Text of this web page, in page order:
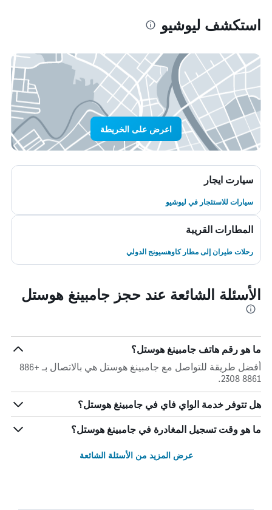
استكشف ليوشيو
اعرض على الخريطة
سيارت ايجار
سيارات للاستئجار في ليوشيو
المطارات القريبة
رحلات طيران إلى مطار كاوهسيونج الدولي
الأسئلة الشائعة عند حجز جامبينغ هوستل
ما هو رقم هاتف جامبينغ هوستل؟
أفضل طريقة للتواصل مع جامبينغ هوستل هي بالاتصال بـ +886
8861 2308.
هل تتوفر خدمة الواي فاي في جامبينغ هوستل؟
ما هو وقت تسجيل المغادرة في جامبينغ هوستل؟
عرض المزيد من الأسئلة الشائعة